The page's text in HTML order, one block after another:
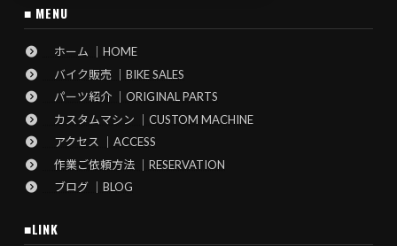
■ MENU
ホーム ｜HOME
バイク販売 ｜BIKE SALES
パーツ紹介 ｜ORIGINAL PARTS
カスタムマシン ｜CUSTOM MACHINE
アクセス ｜ACCESS
作業ご依頼方法 ｜RESERVATION
ブログ ｜BLOG
■LINK